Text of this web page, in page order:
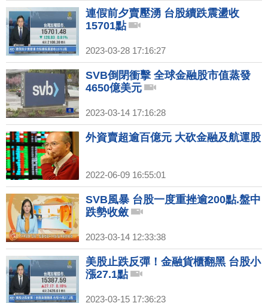
連假前夕賣壓湧 台股續跌震盪收
15701點
2023-03-28 17:16:27
SVB倒閉衝擊 全球金融股市值蒸發
4650億美元
2023-03-14 17:16:28
外資賣超逾百億元 大砍金融及航運股
2022-06-09 16:55:01
SVB風暴 台股一度重挫逾200點.盤中
跌勢收斂
2023-03-14 12:33:38
美股止跌反彈！金融貨櫃翻黑 台股小
漲27.1點
2023-03-15 17:36:23